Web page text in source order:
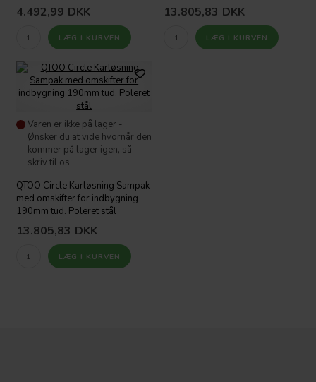
4.492,99 DKK 13.805,83 DKK
Varen er ikke på lager -
Ønsker du at vide hvornår den
kommer på lager igen, så
skriv til os
QTOO Circle Karløsning Sampak
med omskifter for indbygning
190mm tud. Poleret stål
13.805,83 DKK